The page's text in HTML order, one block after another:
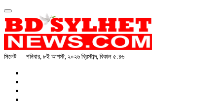
সিলেট শনিবার, ৮ই আগস্ট, ২০২৬ খ্রিস্টাব্দ, বিকাল ৫:৪৬